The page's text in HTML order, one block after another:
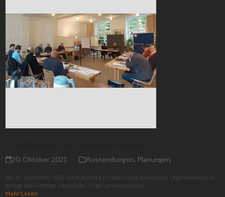
20. Oktober 2021 Aussendungen, Planungen
Am 29. September 2021 hat in Rostock erstmals eine erweiterte Orgelkommission
getagt. Die künftige Gestalt der Orgel gewann Kontur.
Mehr Lesen